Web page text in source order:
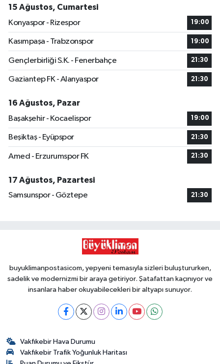
15 Ağustos, Cumartesi
Konyaspor - Rizespor
19:00
Kasımpaşa - Trabzonspor 19:00
Gençlerbirliği S.K. - Fenerbahçe 21:30
Gaziantep FK - Alanyaspor 21:30
16 Ağustos, Pazar
Başakşehir - Kocaelispor
19:00
Beşiktaş - Eyüpspor 21:30
Amed - Erzurumspor FK 21:30
17 Ağustos, Pazartesi
Samsunspor - Göztepe
21:30
buyuklimanpostasicom, yepyeni temasıyla sizleri buluştururken,
sadelik ve modernizmi bir araya getiriyor. Şatafattan kaçınıyor ve
insanlara haber okuyabilecekleri bir altyapı sunuyor.
Vakfıkebir Hava Durumu
Vakfıkebir Trafik Yoğunluk Haritası